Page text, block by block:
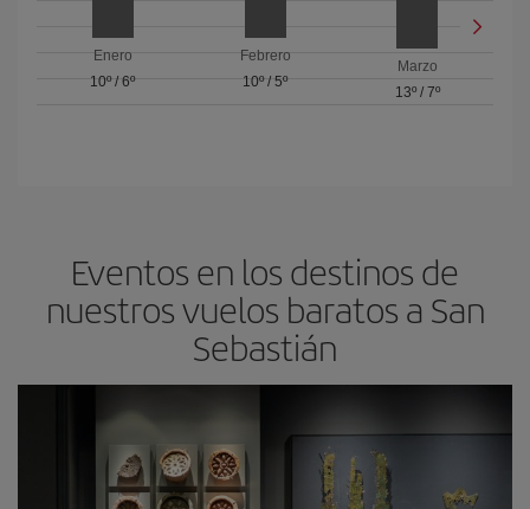
Enero
10º/6º
Febrero
10º/ 5º
Marzo
13º/ 7º
Eventos en los destinos de
nuestros vuelos baratos a San
Sebastián